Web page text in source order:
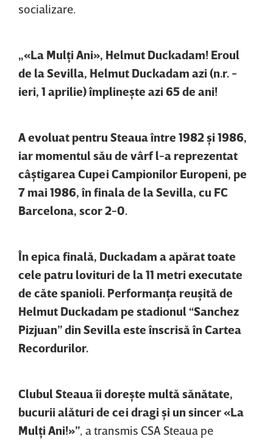
socializare.
„«La Mulţi Ani», Helmut Duckadam! Eroul
de la Sevilla, Helmut Duckadam azi (n.r. -
ieri, 1 aprilie) împlineşte azi 65 de ani!
A evoluat pentru Steaua între 1982 şi 1986,
iar momentul său de vârf l-a reprezentat
câştigarea Cupei Campionilor Europeni, pe
7 mai 1986, în finala de la Sevilla, cu FC
Barcelona, scor 2-0.
În epica finală, Duckadam a apărat toate
cele patru lovituri de la 11 metri executate
de căte spanioli. Performanţa reuşită de
Helmut Duckadam pe stadionul “Sanchez
Pizjuan” din Sevilla este înscrisă în Cartea
Recordurilor.
Clubul Steaua îi doreşte multă sănătate,
bucurii alături de cei dragi şi un sincer «La
Mulţi Ani!»” , a transmis CSA Steaua pe